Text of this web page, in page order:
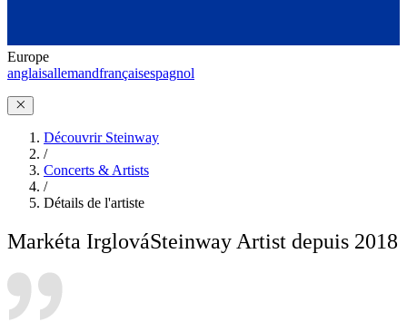
Europe
anglaisallemandfrançaisespagnol
Découvrir Steinway
/
Concerts & Artists
/
Détails de l'artiste
Markéta IrglováSteinway Artist depuis 2018